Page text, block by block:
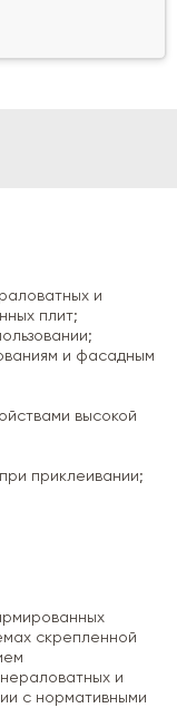
и
плит;
и фасадным
высокой
приклеивании;
скрепленной
и
с нормативными